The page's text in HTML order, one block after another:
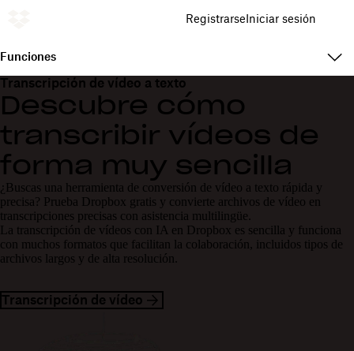
RegistrarseIniciar sesión
Funciones
Transcripción de vídeo a texto
Descubre cómo
transcribir vídeos de
forma muy sencilla
¿Buscas una herramienta de conversión de vídeo a texto rápida y
precisa? Prueba Dropbox gratis y convierte archivos de vídeo en
transcripciones precisas con asistencia multilingüe.
La transcripción de vídeos con IA en Dropbox es sencilla y funciona
con muchos formatos que facilitan la colaboración, incluidos tipos de
archivos largos y de alta resolución.
Transcripción de vídeo